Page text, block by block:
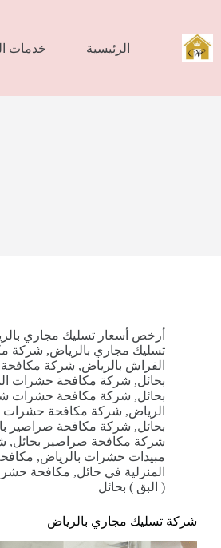
المحتوى
الرئيسية خدمات
أرخص أسعار تسليك مجاري
تسليك مجاري بالرياض, شركة
الفراش بالرياض, شركة
بحائل, شركة مكافحة حشرات
بحائل, شركة مكافحة حشرات
الرياض, شركة مكافحة حشرات
بحائل, شركة مكافحة صراصير
شركة مكافحة صراصير بحائل,
مبيدات حشرات بالرياض,
المنزلية في حائل, مكافحة
( البق ) بحائل
شركة تسليك مجاري بالرياض